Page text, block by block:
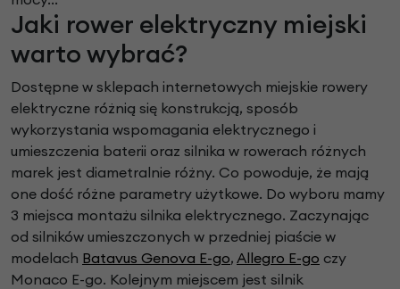
Jaki rower elektryczny miejski
warto wybrać?
Dostępne w sklepach internetowych miejskie rowery
elektryczne różnią się konstrukcją, sposób
wykorzystania wspomagania elektrycznego i
umieszczenia baterii oraz silnika w rowerach różnych
marek jest diametralnie różny. Co powoduje, że mają
one dość różne parametry użytkowe. Do wyboru mamy
3 miejsca montażu silnika elektrycznego. Zaczynając
od silników umieszczonych w przedniej piaście w
modelach Batavus Genova E-go, Allegro E-go czy
Monaco E-go. Kolejnym miejscem jest silnik